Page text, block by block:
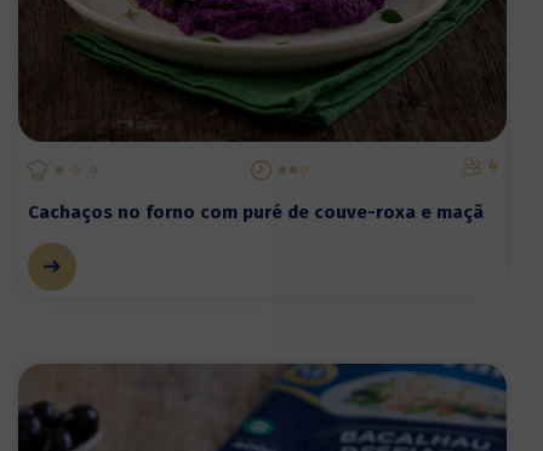
4
Cachaços no forno com puré de couve-roxa e maçã